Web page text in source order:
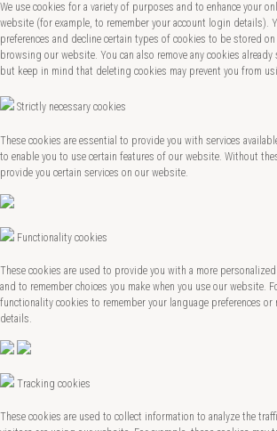
We use cookies for a variety of purposes and to enhance your
website (for example, to remember your account login details).
preferences and decline certain types of cookies to be stored
browsing our website. You can also remove any cookies
but keep in mind that deleting cookies may prevent you from
Strictly necessary cookies
These cookies are essential to provide you with services
to enable you to use certain features of our website. Without
provide you certain services on our website.
Functionality cookies
These cookies are used to provide you with a more
and to remember choices you make when you use our website.
functionality cookies to remember your language preferences or
details.
Tracking cookies
These cookies are used to collect information to analyze the